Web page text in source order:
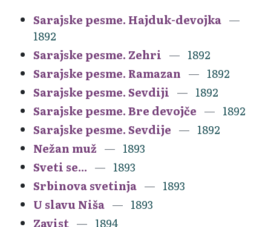
Sarajske pesme. Hajduk-devojka
1892
Sarajske pesme. Zehri
1892
Sarajske pesme. Ramazan
1892
Sarajske pesme. Sevdiji
1892
Sarajske pesme. Bre devojče
1892
Sarajske pesme. Sevdije
1892
Nežan muž
1893
Sveti se...
1893
Srbinova svetinja
1893
U slavu Niša
1893
Zavist
1894